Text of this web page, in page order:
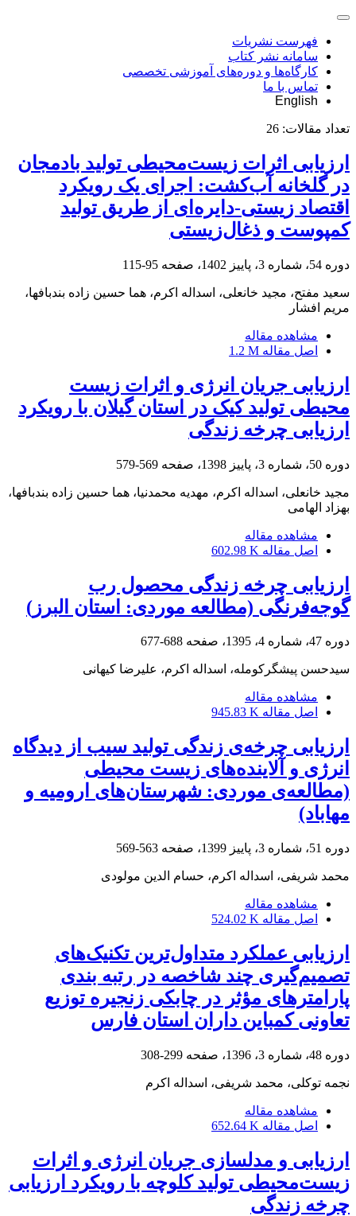
فهرست نشریات
سامانه نشر کتاب
کارگاه‌ها و دوره‌های آموزشی تخصصی
تماس با ما
English
تعداد مقالات: 26
ارزیابی اثرات زیست‌محیطی تولید بادمجان
در گلخانه آب‌کشت: اجرای یک رویکرد
اقتصاد زیستی-دایره‌ای از طریق تولید
کمپوست و ذغال‌زیستی
دوره 54، شماره 3، پاییز 1402، صفحه 95-115
سعید مفتح، مجید خانعلی، اسداله اکرم، هما حسین زاده بندبافها،
مریم افشار
مشاهده مقاله
اصل مقاله 1.2 M
ارزیابی جریان انرژی و اثرات زیست
محیطی تولید کیک در استان گیلان با رویکرد
ارزیابی چرخه زندگی
دوره 50، شماره 3، پاییز 1398، صفحه 569-579
مجید خانعلی، اسداله اکرم، مهدیه محمدنیا، هما حسین زاده بندبافها،
بهزاد الهامی
مشاهده مقاله
اصل مقاله 602.98 K
ارزیابی چرخه زندگی محصول رب
گوجه‌فرنگی (مطالعه موردی: استان البرز)
دوره 47، شماره 4، 1395، صفحه 688-677
سیدحسن پیشگرکومله، اسداله اکرم، علیرضا کیهانی
مشاهده مقاله
اصل مقاله 945.83 K
ارزیابی چرخه‌ی زندگی تولید سیب از دیدگاه
انرژی و آلاینده‌های زیست محیطی
(مطالعه‌ی موردی: شهرستان‌های ارومیه و
مهاباد)
دوره 51، شماره 3، پاییز 1399، صفحه 563-569
محمد شریفی، اسداله اکرم، حسام الدین مولودی
مشاهده مقاله
اصل مقاله 524.02 K
ارزیابی عملکرد متداول‌ترین تکنیک‌های
تصمیم‌گیری چند شاخصه در رتبه بندی
پارامترهای مؤثر در چابکی زنجیره توزیع
تعاونی کمباین داران استان فارس
دوره 48، شماره 3، 1396، صفحه 299-308
نجمه توکلی، محمد شریفی، اسداله اکرم
مشاهده مقاله
اصل مقاله 652.64 K
ارزیابی و مدلسازی جریان انرژی و اثرات
زیست‌محیطی تولید کلوچه با رویکرد ارزیابی
چرخه زندگی